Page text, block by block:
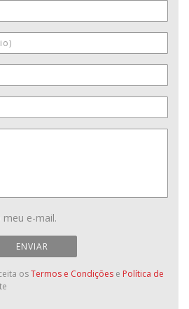
meu e-mail.
ENVIAR
osTermos e Condições e Política de